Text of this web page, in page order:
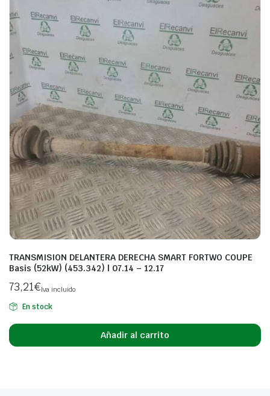
TRANSMISION DELANTERA DERECHA SMART FORTWO COUPE
Basis (52kW) (453.342) | 07.14 – 12.17
73,21€Iva incluido
En stock
Añadir al carrito